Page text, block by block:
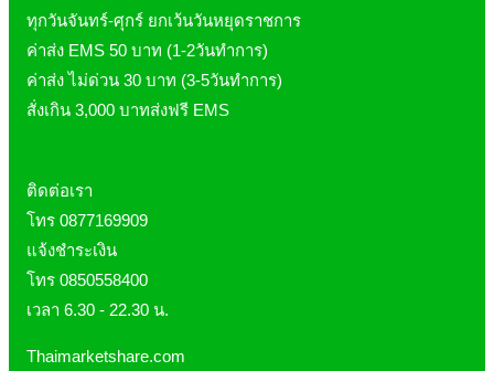
ทุกวันจันทร์-ศุกร์ ยกเว้นวันหยุดราชการ
ค่าส่ง EMS 50 บาท (1-2วันทำการ)
ค่าส่ง ไม่ด่วน 30 บาท (3-5วันทำการ)
สั่งเกิน 3,000 บาทส่งฟรี EMS
ติดต่อเรา
โทร 0877169909
แจ้งชำระเงิน
โทร 0850558400
เวลา 6.30 - 22.30 น.
Thaimarketshare.com